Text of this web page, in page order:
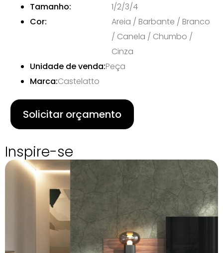
Tamanho:
1/2/3/4
Cor:
Areia / Barbante / Branco
/ Canela / Chumbo /
Cinza
Unidade de venda:Peça
Marca:Castelatto
Solicitar orçamento
Inspire-se